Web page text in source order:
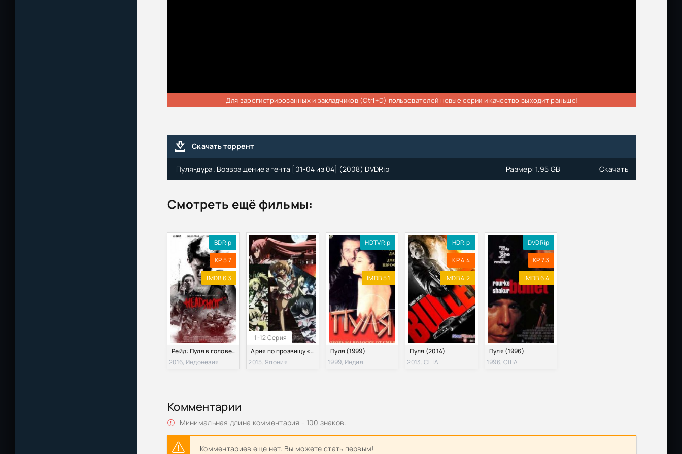
Для зарегистрированных и закладчиков (Ctrl+D) пользователей новые серии и качество выходит раньше!
Скачать торрент
Пуля-дура. Возвращение агента [01-04 из 04] (2008) DVDRip Размер: 1.95 GB Скачать
Смотреть ещё фильмы:
BDRip
KP 5.7
IMDB 6.3
Рейд: Пуля в голове (2016)
2016, Индонезия
1-12 Серия
Ария по прозвищу «Алая пуля» (2 Сезон) (2015)
2015, Япония
HDTVRip
IMDB 5.1
Пуля (1999)
1999, Индия
HDRip
KP 4.4
IMDB 4.2
Пуля (2014)
2013, США
DVDRip
KP 7.3
IMDB 6.4
Пуля (1996)
1996, США
Комментарии
Минимальная длина комментария - 100 знаков.
Комментариев еще нет. Вы можете стать первым!